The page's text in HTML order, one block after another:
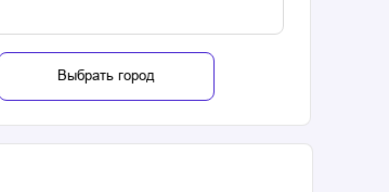
Выбрать город